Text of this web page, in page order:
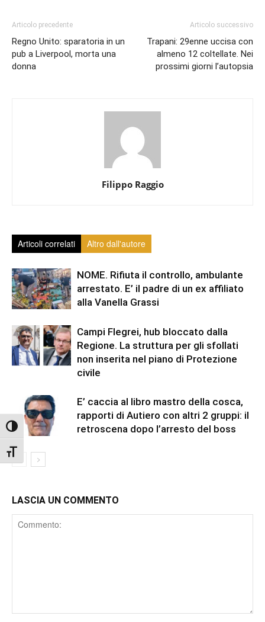
Attiva/disattiva alto contrasto
Attiva/disattiva dimensione testo
Articolo precedente
Regno Unito: sparatoria in un
pub a Liverpool, morta una
donna
Articolo successivo
Trapani: 29enne uccisa con
almeno 12 coltellate. Nei
prossimi giorni l’autopsia
Filippo Raggio
Articoli correlati Altro dall'autore
NOME. Rifiuta il controllo, ambulante
arrestato. E’ il padre di un ex affiliato
alla Vanella Grassi
Campi Flegrei, hub bloccato dalla
Regione. La struttura per gli sfollati
non inserita nel piano di Protezione
civile
E’ caccia al libro mastro della cosca,
rapporti di Autiero con altri 2 gruppi: il
retroscena dopo l’arresto del boss
LASCIA UN COMMENTO
Comment